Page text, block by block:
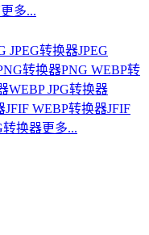
更多...
JPEG转换器JPEG
转换器PNG WEBP转
WEBP JPG转换器
JFIF WEBP转换器JFIF
转换器更多...